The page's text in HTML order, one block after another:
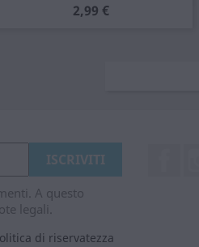
Prezzo
2,99 €
A questo
legali.
di riservatezza